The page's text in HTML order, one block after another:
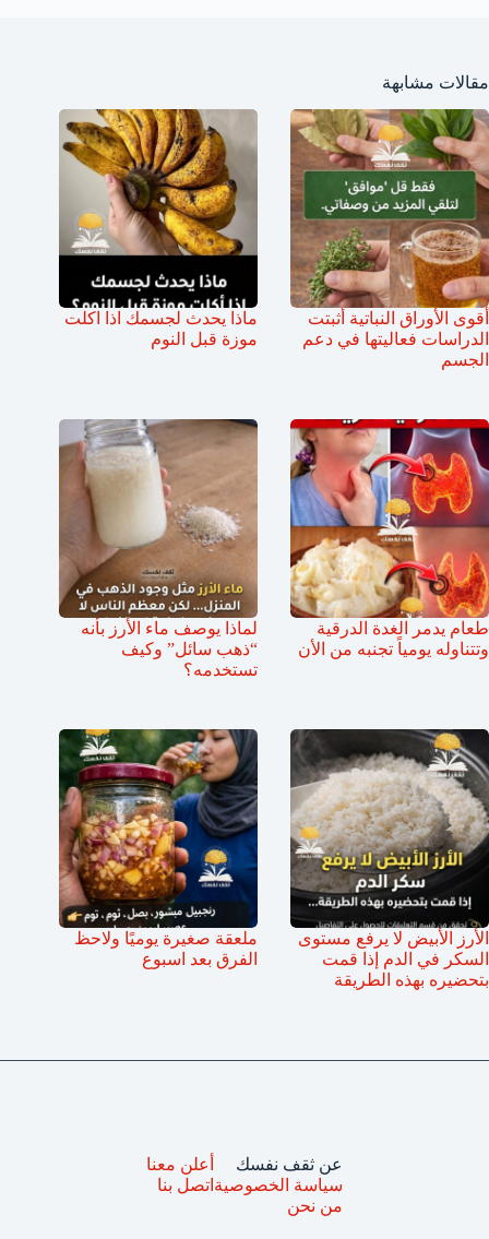
مقالات مشابهة
أقوى الأوراق النباتية أثبتت
الدراسات فعاليتها في دعم
الجسم
ماذا يحدث لجسمك اذا اكلت
موزة قبل النوم
طعام يدمر الغدة الدرقية
وتتناوله يومياً تجنبه من الأن
لماذا يوصف ماء الأرز بأنه
“ذهب سائل” وكيف
تستخدمه؟
الأرز الأبيض لا يرفع مستوى
السكر في الدم إذا قمت
بتحضيره بهذه الطريقة
ملعقة صغيرة يوميًا ولاحظ
الفرق بعد اسبوع
عن ثقف نفسك
سياسة الخصوصية
من نحن
أعلن معنا
اتصل بنا